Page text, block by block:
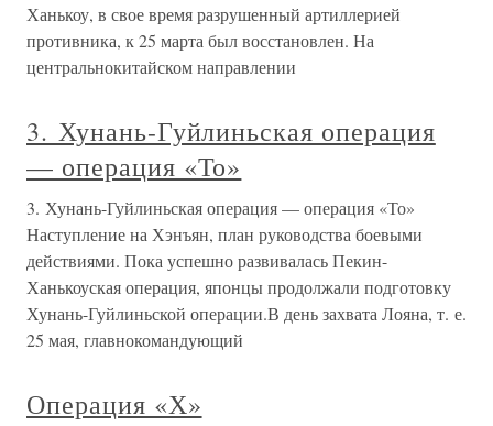
Ханькоу, в свое время разрушенный артиллерией
противника, к 25 марта был восстановлен. На
центральнокитайском направлении
3. Хунань-Гуйлиньская операция
— операция «То»
3. Хунань-Гуйлиньская операция — операция «То»
Наступление на Хэнъян, план руководства боевыми
действиями. Пока успешно развивалась Пекин-
Ханькоуская операция, японцы продолжали подготовку
Хунань-Гуйлиньской операции.В день захвата Лояна, т. е.
25 мая, главнокомандующий
Операция «Х»